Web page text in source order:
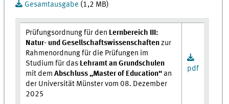
Gesamtausgabe (1,2 MB)
Prüfungsordnung für den Lernbereich III:
Natur- und Gesellschaftswissenschaftenzur
Rahmenordnung für die Prüfungen im
Studium für das Lehramt an Grundschulen
mit demAbschluss „Master of Education“ an
der Universität Münster vom 08. Dezember
2025
pdf